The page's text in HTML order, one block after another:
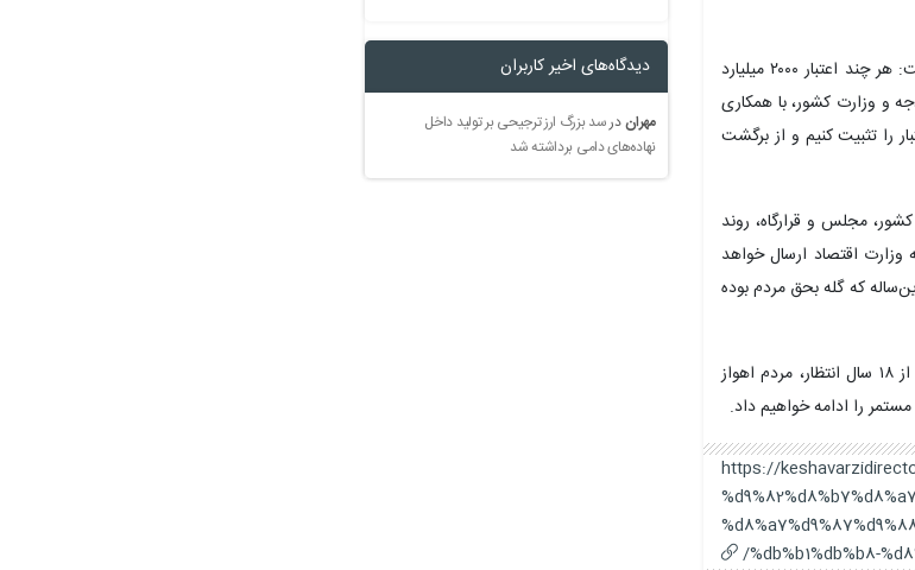
نماینده مردم اهواز، کارون، باوی و حمیدیه در مجلس شورای اسلامی بیان داشت: هر چند اعتبار ۲۰۰۰ میلیارد
و وزارت کشور، با همکاری
را تثبیت کنیم و از برگشت
مجلس و قرارگاه، روند
وزارت اقتصاد ارسال خواهد
که گله بحق مردم بوده
یوسفی گفت: انتظار می‌رود با امضای نهایی قرارداد و آغاز عملیات اجرایی، پس از ۱۸ سال انتظار، مردم اهواز
را ادامه خواهیم داد.
https://
%db%b1%db%b8-
دیدگاه‌های اخیر کاربران
مهراندرسد بزرگ ارز ترجیحی بر تولید داخل
نهاده‌های دامی برداشته شد